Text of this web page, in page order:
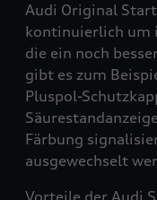
Audi Original
kontinuierlich um
die ein noch
gibt es zum
Pluspol-
Färbung
ausgewechselt
Vorteile der Audi